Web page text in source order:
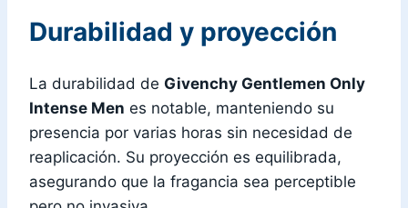
Durabilidad y proyección
La durabilidad de Givenchy Gentlemen Only
Intense Men es notable, manteniendo su
presencia por varias horas sin necesidad de
reaplicación. Su proyección es equilibrada,
asegurando que la fragancia sea perceptible